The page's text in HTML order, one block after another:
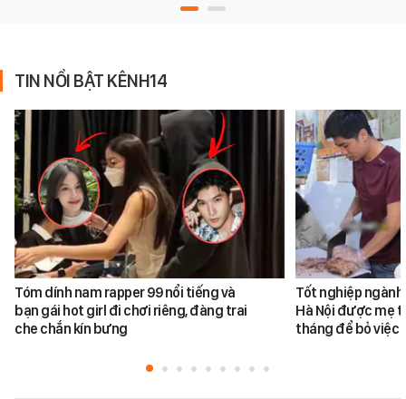
TIN NỔI BẬT KÊNH14
Tóm dính nam rapper 99 nổi tiếng và
bạn gái hot girl đi chơi riêng, đàng trai
che chắn kín bưng
Tốt nghiệp
Hà Nội được mẹ
tháng để bỏ việc